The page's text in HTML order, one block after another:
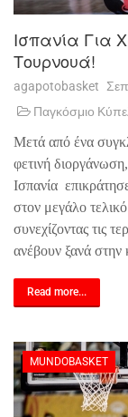
Ισπανία Για
Τουρνουά!
agapotobasket
Παγκόσμιο
Μετά από ένα
φετινή
Ισπανία
στον μεγάλο
συνεχίζοντας τις
ανέβουν ξανά
Read more...
MUNDOBASKET